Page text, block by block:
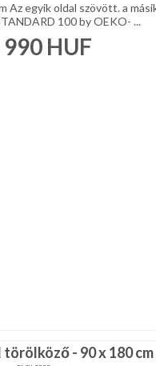
Az egyik oldal szövött. a
100 by OEKO- ...
990 HUF
- 90 x 180 cm